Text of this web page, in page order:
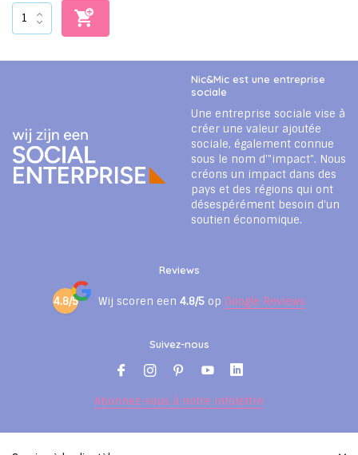
Nic&Mic est une entreprise
sociale
Une entreprise sociale vise à
créer une valeur ajoutée
sociale, également connue
sous le nom d'"impact". Nous
créons un impact dans des
pays et des régions qui ont
désespérément besoin d'un
soutien économique.
Reviews
4.8/5 Wij scoren een 4.8/5 op Google Reviews
Suivez-nous
Abonnez-vous à notre infolettre